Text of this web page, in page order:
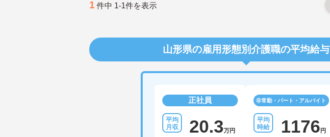
1 件中 1-1件を表示
山形県の雇用形態別介護職の平均給与
正社員
20.3万円
非常勤・パート・アルバイト
1176 円